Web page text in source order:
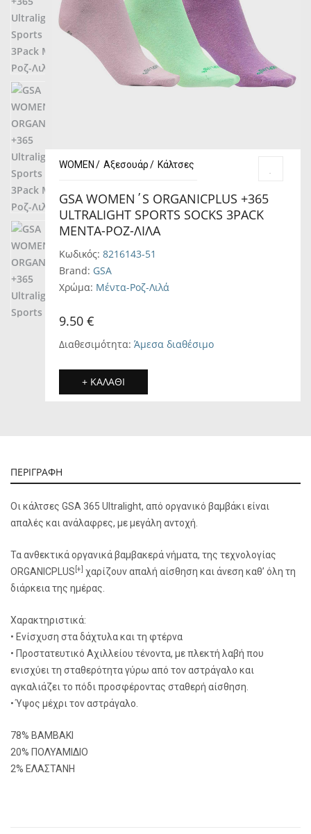
WOMEN Αξεσουάρ Κάλτσες
GSA WOMEN΄S ORGANICPLUS +365
ULTRALIGHT SPORTS SOCKS 3PACK
ΜΈΝΤΑ-ΡΟΖ-ΛΙΛΆ
Κωδικός: 8216143-51
Brand: GSA
Χρώμα: Μέντα-Ροζ-Λιλά
9.50 €
Διαθεσιμότητα: Άμεσα διαθέσιμο
+ ΚΑΛΑΘΙ
ΠΕΡΙΓΡΑΦΗ
Οι κάλτσες GSA 365 Ultralight, από οργανικό βαμβάκι είναι
απαλές και ανάλαφρες, με μεγάλη αντοχή.
Τα ανθεκτικά οργανικά βαμβακερά νήματα, της τεχνολογίας
ORGANICPLUS [+] χαρίζουν απαλή αίσθηση και άνεση καθ’ όλη τη
διάρκεια της ημέρας.
Χαρακτηριστικά:
• Ενίσχυση στα δάχτυλα και τη φτέρνα
• Προστατευτικό Αχιλλείου τένοντα, με πλεκτή λαβή που
ενισχύει τη σταθερότητα γύρω από τον αστράγαλο και
αγκαλιάζει το πόδι προσφέροντας σταθερή αίσθηση.
• Ύψος μέχρι τον αστράγαλο.
78% ΒΑΜΒΑΚΙ
20% ΠΟΛΥΑΜΙΔΙΟ
2% ΕΛΑΣΤΑΝΗ